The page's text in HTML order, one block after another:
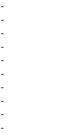
-
-
-
-
-
-
-
-
-
-